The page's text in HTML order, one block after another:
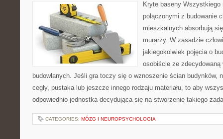
Kryte baseny
połączonymi z budowanie
mieszkalnych absorbują
murarzy. W zasadzie
jakiegokolwiek pojęcia o
osobiście ze
budowlanych. Jeśli gra toczy się o wznoszenie ścian budynków,
cegły, pustaka lub jeszcze innego rodzaju materiału, to aby
odpowiednio jednostka decydująca się na stworzenie takiego
CATEGORIES: MÓZG I NEUROPSYCHOLOGIA